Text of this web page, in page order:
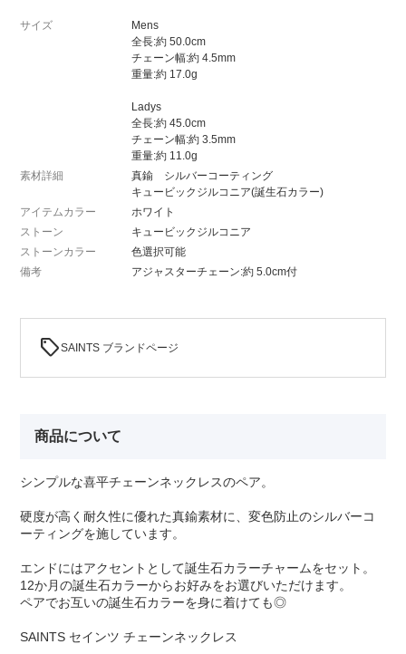
サイズ
Mens
全長:約 50.0cm
チェーン幅:約 4.5mm
重量:約 17.0g
Ladys
全長:約 45.0cm
チェーン幅:約 3.5mm
重量:約 11.0g
素材詳細
真鍮 シルバーコーティング
キュービックジルコニア(誕生石カラー)
アイテムカラー
ホワイト
ストーン
キュービックジルコニア
ストーンカラー
色選択可能
備考
アジャスターチェーン:約 5.0cm付
sellSAINTS ブランドページ
商品について
シンプルな喜平チェーンネックレスのペア。
硬度が高く耐久性に優れた真鍮素材に、変色防止のシルバーコ
ーティングを施しています。
エンドにはアクセントとして誕生石カラーチャームをセット。
12か月の誕生石カラーからお好みをお選びいただけます。
ペアでお互いの誕生石カラーを身に着けても◎
SAINTS セインツ チェーンネックレス